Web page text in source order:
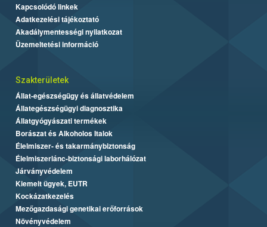
Kapcsolódó linkek
Adatkezelési tájékoztató
Akadálymentességi nyilatkozat
Üzemeltetési információ
Szakterületek
Állat-egészségügy és állatvédelem
Állategészségügyi diagnosztika
Állatgyógyászati termékek
Borászat és Alkoholos Italok
Élelmiszer- és takarmánybiztonság
Élelmiszerlánc-biztonsági laborhálózat
Járványvédelem
Kiemelt ügyek, EUTR
Kockázatkezelés
Mezőgazdasági genetikai erőforrások
Növényvédelem